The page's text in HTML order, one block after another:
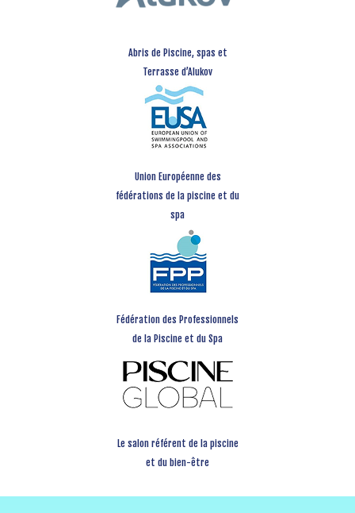
Abris de Piscine, spas et
Terrasse d’Alukov
Union Européenne des
fédérations de la piscine et du
spa
Fédération des Professionnels
de la Piscine et du Spa
Le salon référent de la piscine
et du bien-être